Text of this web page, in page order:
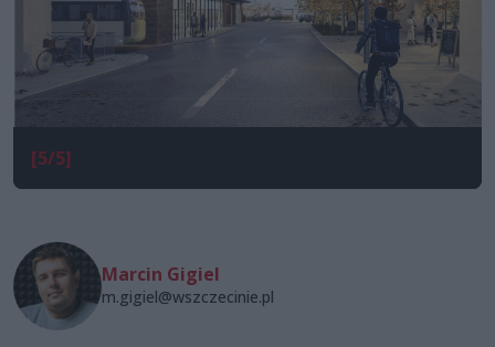
[5/5]
Marcin Gigiel
m.gigiel@wszczecinie.pl